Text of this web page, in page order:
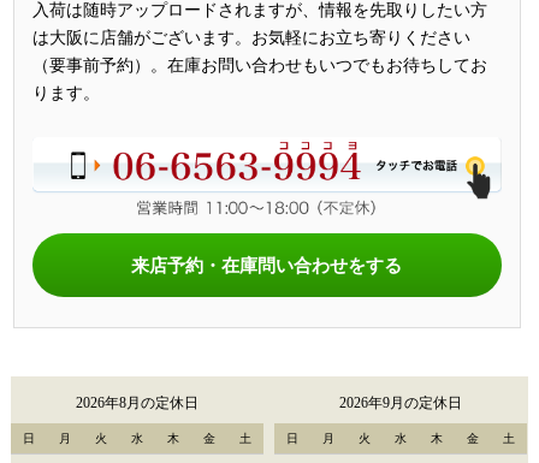
入荷は随時アップロードされますが、情報を先取りしたい方
は大阪に店舗がございます。お気軽にお立ち寄りください
（要事前予約）。在庫お問い合わせもいつでもお待ちしてお
ります。
来店予約・在庫問い合わせをする
2026年8月の定休日
日 月 火 水 木 金 土
2026年9月の定休日
日 月 火 水 木 金 土